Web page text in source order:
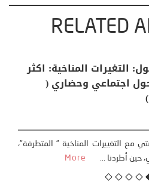
RELATED
التغيرات المناخية: اكثر
اجتماعي وحضاري (
التغييرات المناخية ” المتطرفة”،
حين أطردنا ...
More